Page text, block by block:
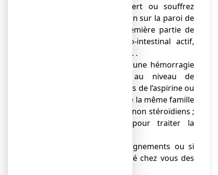
● Si vous avez souffert ou souffrez
actuellement d’une lésion sur la paroi de
l’estomac ou sur la première partie de
l’intestin (ulcère gastro-intestinal actif,
chronique ou récurrent). .
● Si vous avez déjà eu une hémorragie
ou une perforation au niveau de
l’estomac après avoir pris de l’aspirine ou
un autre médicament de la même famille
(les anti-inflammatoires non stéroïdiens ;
médicaments utilisés pour traiter la
● Si vous avez des saignements ou si
votre médecin a identifié chez vous des